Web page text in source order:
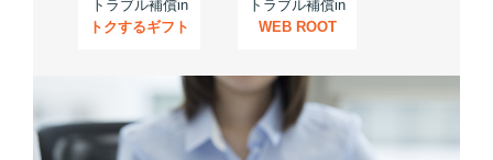
トラブル補償in
トクするギフト
トラブル補償in
WEB ROOT